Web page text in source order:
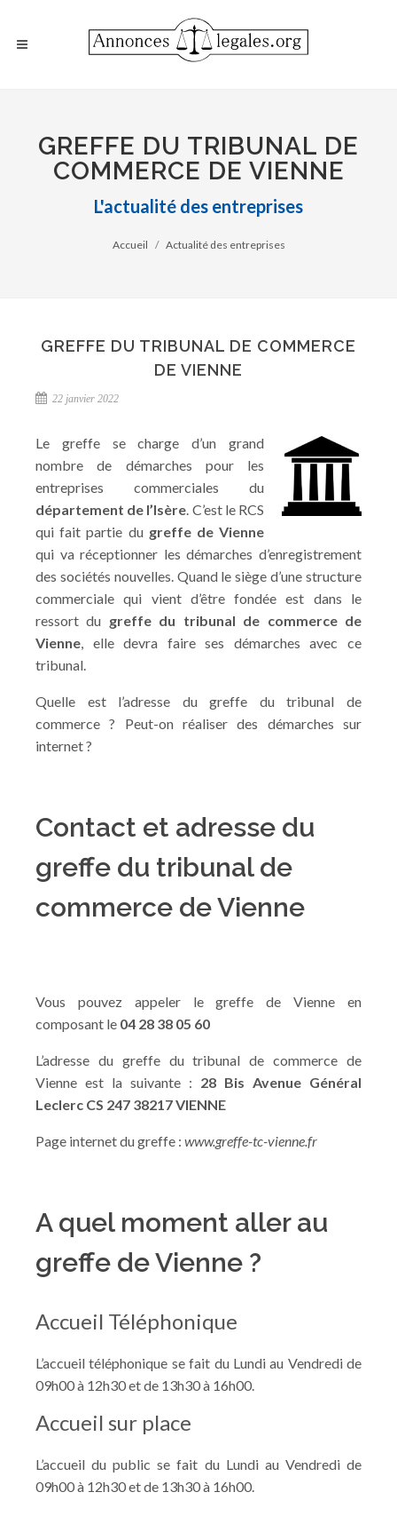
GREFFE DU TRIBUNAL DE
COMMERCE DE VIENNE
L'actualité des entreprises
Accueil Actualité des entreprises
GREFFE DU TRIBUNAL DE COMMERCE
DE VIENNE
22 janvier 2022
Le greffe se charge d’un grand
nombre de démarches pour les
entreprises commerciales du
département de l’Isère. C’est le RCS
qui fait partie du greffe de Vienne
qui va réceptionner les démarches d’enregistrement
des sociétés nouvelles. Quand le siège d’une structure
commerciale qui vient d’être fondée est dans le
ressort du greffe du tribunal de commerce de
Vienne, elle devra faire ses démarches avec ce
tribunal.
Quelle est l’adresse du greffe du tribunal de
commerce ? Peut-on réaliser des démarches sur
internet ?
Contact et adresse du
greffe du tribunal de
commerce de Vienne
Vous pouvez appeler le greffe de Vienne en
composant le 04 28 38 05 60
L’adresse du greffe du tribunal de commerce de
Vienne est la suivante : 28 Bis Avenue Général
Leclerc CS 247 38217 VIENNE
Page internet du greffe : www.greffe-tc-vienne.fr
A quel moment aller au
greffe de Vienne ?
Accueil Téléphonique
L’accueil téléphonique se fait du Lundi au Vendredi de
09h00 à 12h30 et de 13h30 à 16h00.
Accueil sur place
L’accueil du public se fait du Lundi au Vendredi de
09h00 à 12h30 et de 13h30 à 16h00.